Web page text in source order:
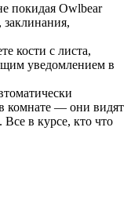
покидая Owlbear
кости с листа,
уведомлением в
комнате — они видят
в курсе, кто что